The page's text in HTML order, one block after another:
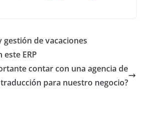
de vacaciones
ERP
contar con una agencia de
traducción para nuestro negocio?